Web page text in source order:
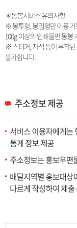
＊동봉서비스 유의사항
※ 봉투형, 봉입형만 이용
100g 이상의 인쇄물만 동봉
※ 스티커, 자석 등이 부착
불가합니다.
주소정보 제공
서비스 이용자에게는
통계 정보 제공
주소정보는 홍보우편
배달지역별 홍보대상
다르게 작성하여 제출